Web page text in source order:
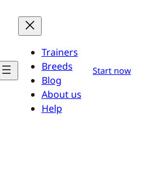
Trainers
Breeds
Blog
About us
Help
Start now